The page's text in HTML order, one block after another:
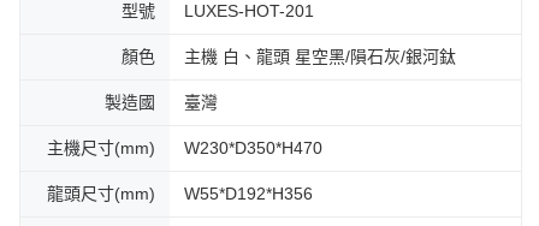
型號 LUXES-HOT-201
顏色 主機 白、龍頭 星空黑/隕石灰/銀河鈦
製造國 臺灣
主機尺寸(mm) W230*D350*H470
龍頭尺寸(mm) W55*D192*H356